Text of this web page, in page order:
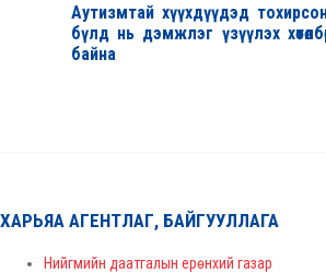
Аутизмтай хүүхдүүдэд
бүлд нь дэмжлэг үзүүлэх
байна
ХАРЬЯА АГЕНТЛАГ, БАЙГУУЛЛАГА
Нийгмийн даатгалын ерөнхий газар